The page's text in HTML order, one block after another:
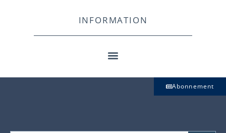
INFORMATION
Abonnement